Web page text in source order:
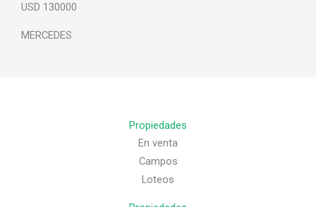
USD 130000
MERCEDES
Propiedades
En venta
Campos
Loteos